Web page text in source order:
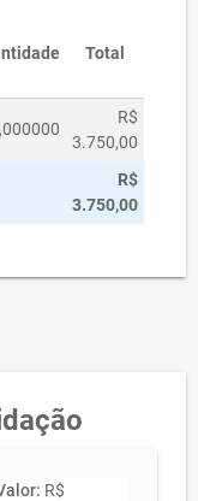
Total
R$
3.750,00
R$
3.750,00
R$